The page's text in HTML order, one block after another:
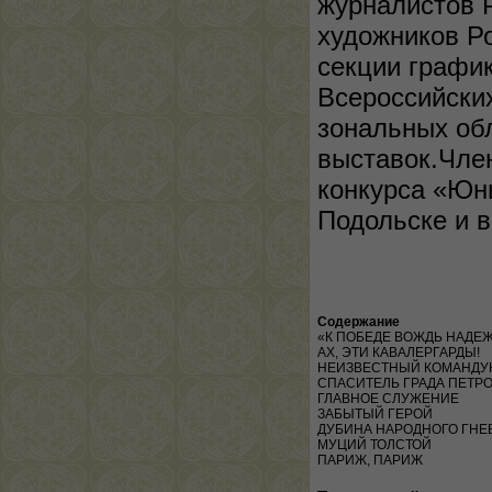
художников
секции
зональных
конкурса
Подольске и
Содержание
«К ПОБЕДЕ ВОЖДЬ
АХ, ЭТИ КАВАЛЕРГАРДЫ!
НЕИЗВЕСТНЫЙ
СПАСИТЕЛЬ ГРАДА
ГЛАВНОЕ СЛУЖЕНИЕ
ЗАБЫТЫЙ ГЕРОЙ
ДУБИНА НАРОДНОГО
МУЦИЙ ТОЛСТОЙ
ПАРИЖ, ПАРИЖ